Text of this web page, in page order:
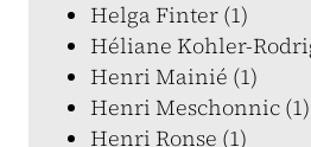
Helga Finter (1)
Héliane Kohler-
Henri Mainié (1)
Henri Meschonnic (1)
Henri Ronse (1)